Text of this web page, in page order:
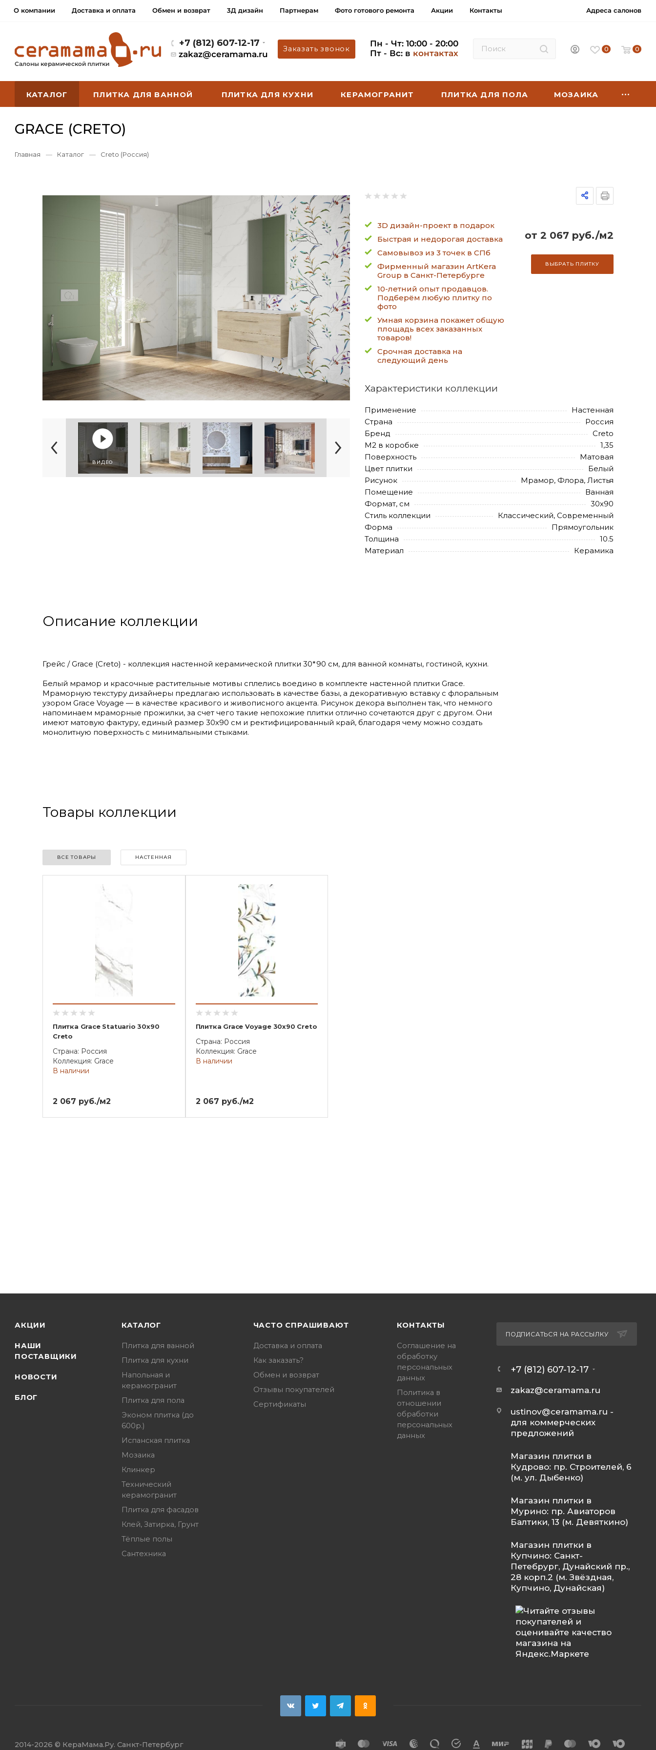
О компании Доставка и оплата Обмен и возврат 3Д дизайн Партнерам Фото готового ремонта Акции Контакты Адреса салонов
Салоны керамической плитки
+7 (812) 607-12-17
zakaz@ceramama.ru
Заказать звонок
Пн - Чт: 10:00 - 20:00
Пт - Вс: в контактах 0 0
КАТАЛОГ ПЛИТКА ДЛЯ ВАННОЙ ПЛИТКА ДЛЯ КУХНИ КЕРАМОГРАНИТ ПЛИТКА ДЛЯ ПОЛА МОЗАИКА
GRACE (CRETO)
Главная — Каталог — Creto (Россия)
ВИДЕО
3D дизайн-проект в подарок
Быстрая и недорогая доставка
Самовывоз из 3 точек в СПб
Фирменный магазин ArtKera
Group в Санкт-Петербурге
10-летний опыт продавцов.
Подберём любую плитку по
фото
Умная корзина покажет общую
площадь всех заказанных
товаров!
Срочная доставка на
следующий день
от 2 067 руб./м2
ВЫБРАТЬ ПЛИТКУ
Характеристики коллекции
Применение
Настенная
Страна
Россия
Бренд
Creto
М2 в коробке
1,35
Поверхность
Матовая
Цвет плитки
Белый
Рисунок
Мрамор, Флора, Листья
Помещение
Ванная
Формат, см
30х90
Стиль коллекции
Классический, Современный
Форма
Прямоугольник
Толщина
10.5
Материал
Керамика
Описание коллекции
Грейс / Grace (Creto) - коллекция настенной керамической плитки 30*90 см, для ванной комнаты, гостиной, кухни.
Белый мрамор и красочные растительные мотивы сплелись воедино в комплекте настенной плитки Grace.
Мраморную текстуру дизайнеры предлагаю использовать в качестве базы, а декоративную вставку с флоральным
узором Grace Voyage — в качестве красивого и живописного акцента. Рисунок декора выполнен так, что немного
напоминаем мраморные прожилки, за счет чего такие непохожие плитки отлично сочетаются друг с другом. Они
имеют матовую фактуру, единый размер 30х90 см и ректифицированный край, благодаря чему можно создать
монолитную поверхность с минимальными стыками.
Товары коллекции
ВСЕ ТОВАРЫ НАСТЕННАЯ
Плитка Grace Statuario 30х90
Creto
Страна: Россия
Коллекция: Grace
В наличии
2 067 руб./м2
Плитка Grace Voyage 30х90 Creto
Страна: Россия
Коллекция: Grace
В наличии
2 067 руб./м2
АКЦИИ
НАШИ
ПОСТАВЩИКИ
НОВОСТИ
БЛОГ
КАТАЛОГ
Плитка для ванной
Плитка для кухни
Напольная и
керамогранит
Плитка для пола
Эконом плитка (до
600р.)
Испанская плитка
Мозаика
Клинкер
Технический
керамогранит
Плитка для фасадов
Клей, Затирка, Грунт
Тёплые полы
Сантехника
ЧАСТО СПРАШИВАЮТ
Доставка и оплата
Как заказать?
Обмен и возврат
Отзывы покупателей
Сертификаты
КОНТАКТЫ
Соглашение на
обработку
персональных
данных
Политика в
отношении
обработки
персональных
данных
ПОДПИСАТЬСЯ НА РАССЫЛКУ
+7 (812) 607-12-17
zakaz@ceramama.ru
ustinov@ceramama.ru -
для коммерческих
предложений
Магазин плитки в
Кудрово: пр. Строителей, 6
(м. ул. Дыбенко)
Магазин плитки в
Мурино: пр. Авиаторов
Балтики, 13 (м. Девяткино)
Магазин плитки в
Купчино: Санкт-
Петебрург, Дунайский пр.,
28 корп.2 (м. Звёздная,
Купчино, Дунайская)
2014-2026 © КераМама.Ру. Санкт-Петербург